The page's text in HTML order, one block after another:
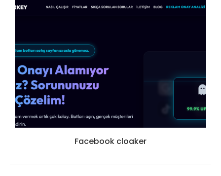
Facebook cloaker